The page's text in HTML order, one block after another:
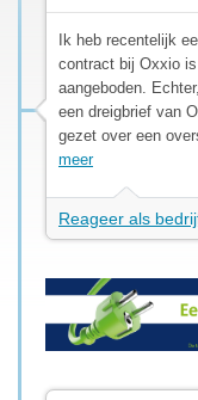
Ik heb recentelijk
contract bij Oxxio
aangeboden.
een dreigbrief van
gezet over een
meer
Reageer als